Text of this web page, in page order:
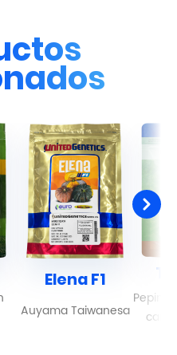
Elena F1
Auyama Taiwanesa
Pepino